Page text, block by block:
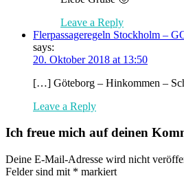
Leave a Reply
Flerpassageregeln Stockholm –
says:
20. Oktober 2018 at 13:50
[…] Göteborg – Hinkommen –
Leave a Reply
Ich freue mich auf deinen
Deine E-Mail-Adresse wird nicht
Felder sind mit * markiert